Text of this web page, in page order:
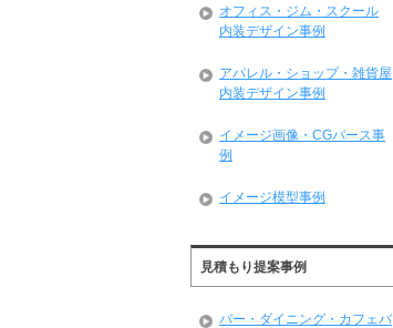
オフィス・ジム・スクール
内装デザイン事例
アパレル・ショップ・雑貨屋
内装デザイン事例
イメージ画像・CGパース事
例
イメージ模型事例
見積もり提案事例
バー・ダイニング・カフェバ